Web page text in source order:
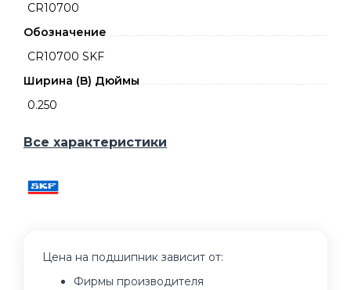
CR10700
Обозначение
CR10700 SKF
Ширина (B) Дюймы
0.250
Все характеристики
Цена на подшипник зависит от:
Фирмы производителя